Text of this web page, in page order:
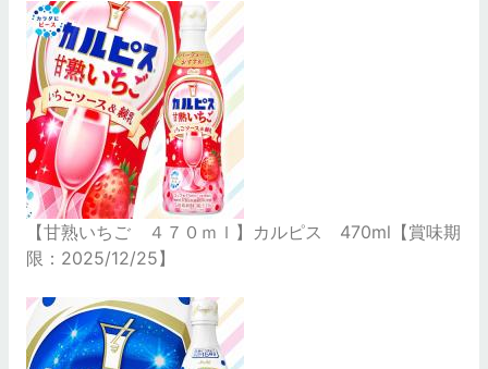
【甘熟いちご ４７０ｍｌ】カルピス 470ml【賞味期
限：2025/12/25】